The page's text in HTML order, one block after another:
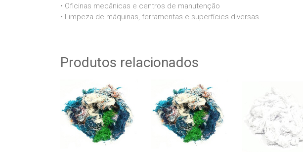
• Oficinas mecânicas e centros de manutenção
• Limpeza de máquinas, ferramentas e superfícies diversas
Produtos relacionados